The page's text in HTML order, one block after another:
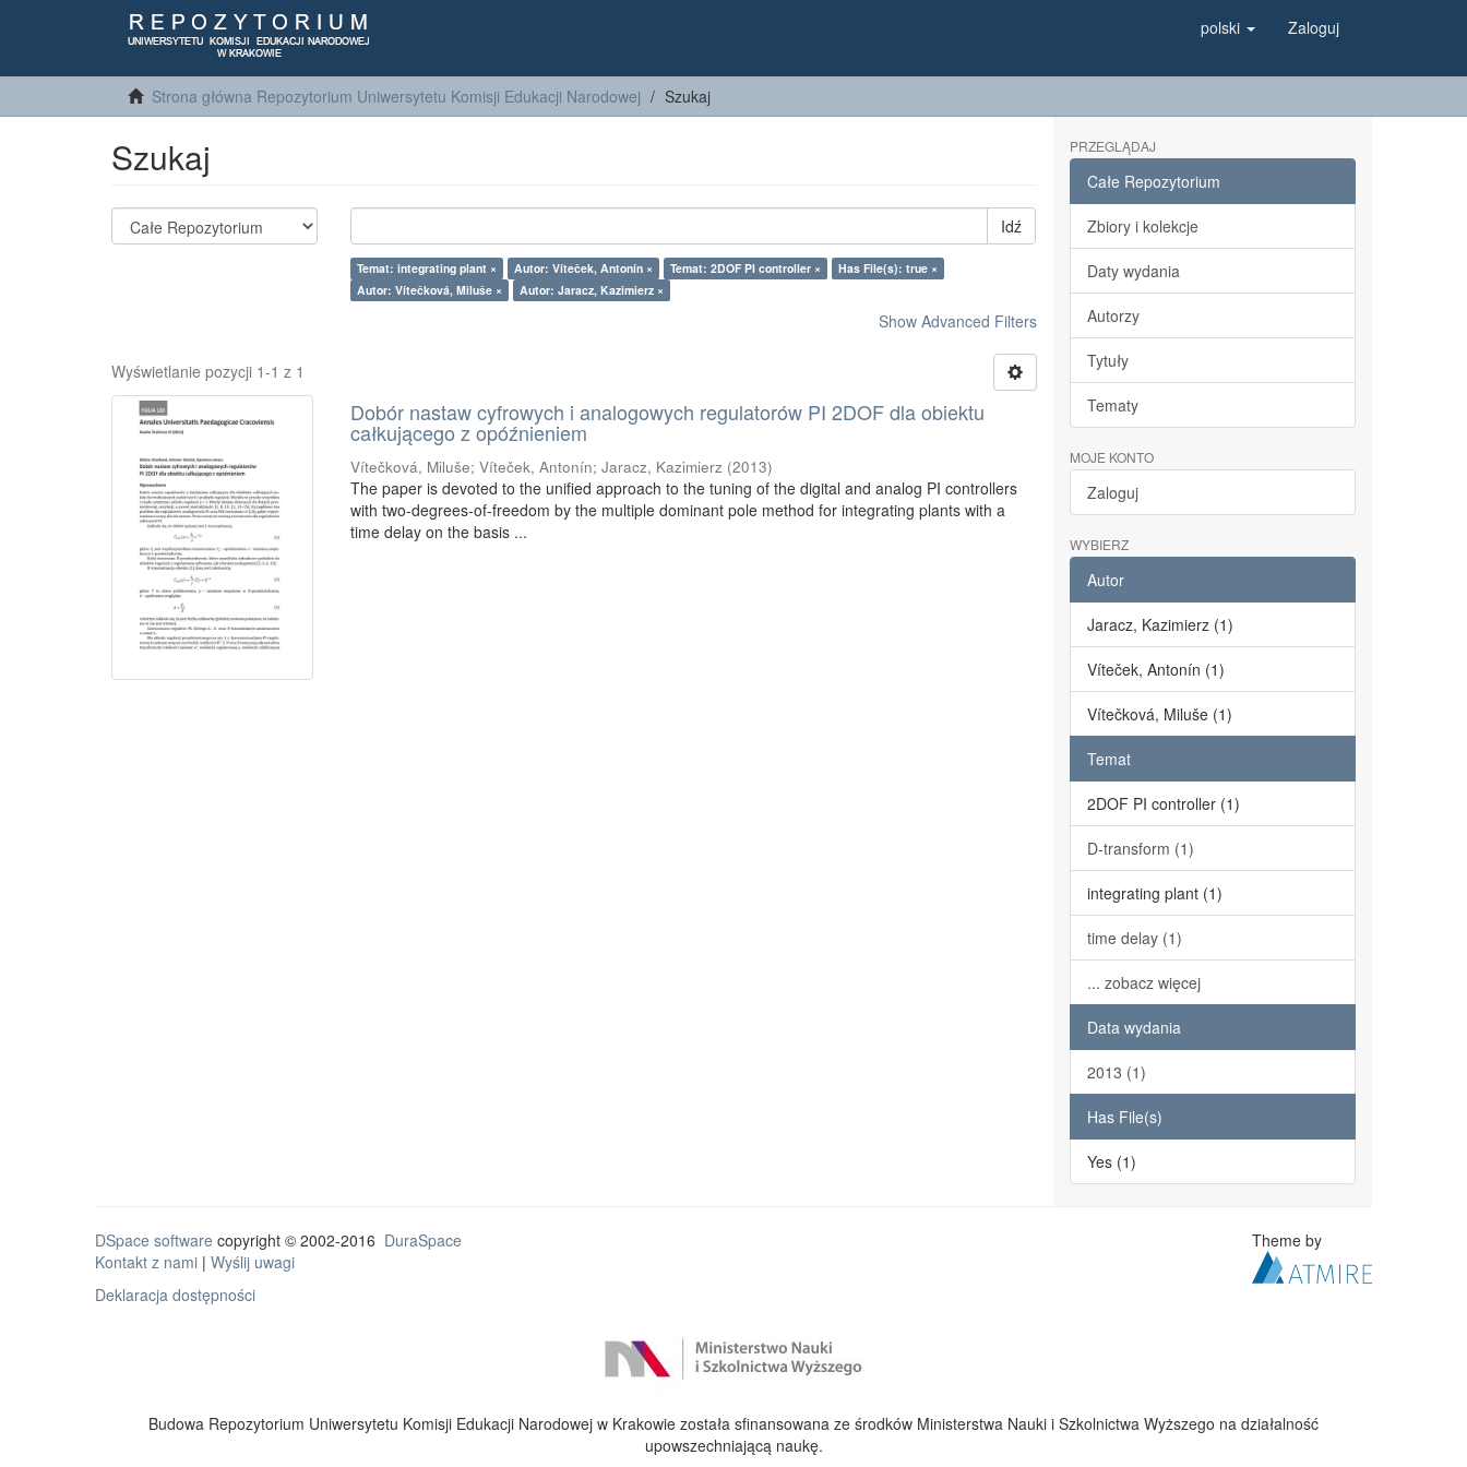
polski Zaloguj
Strona główna Repozytorium Uniwersytetu Komisji Edukacji Narodowej Szukaj
Szukaj
Idź
Temat: integrating plant × Autor: Víteček, Antonín × Temat: 2DOF PI controller ×
Has File(s): true ×
Autor: Vítečková, Miluše ×
Autor: Jaracz, Kazimierz ×
Show Advanced Filters
Wyświetlanie pozycji 1-1 z 1
Dobór nastaw cyfrowych i analogowych regulatorów PI 2DOF dla obiektu
całkującego z opóźnieniem
Vítečková, Miluše;Víteček, Antonín;Jaracz, Kazimierz (2013)
The paper is devoted to the unified approach to the tuning of the digital and analog PI controllers
with two-degrees-of-freedom by the multiple dominant pole method for integrating plants with a
time delay on the basis ...
PRZEGLĄDAJ
Całe Repozytorium
Zbiory i kolekcje
Daty wydania
Autorzy
Tytuły
Tematy
MOJE KONTO
Zaloguj
WYBIERZ
Autor
Jaracz, Kazimierz (1)
Víteček, Antonín (1)
Vítečková, Miluše (1)
Temat
2DOF PI controller (1)
D-transform (1)
integrating plant (1)
time delay (1)
... zobacz więcej
Data wydania
2013 (1)
Has File(s)
Yes (1)
DSpace software copyright © 2002-2016 DuraSpace
Kontakt z nami | Wyślij uwagi
Deklaracja dostępności
Theme by
Budowa Repozytorium Uniwersytetu Komisji Edukacji Narodowej w Krakowie została sfinansowana ze środków Ministerstwa Nauki i Szkolnictwa Wyższego na działalność
upowszechniającą naukę.